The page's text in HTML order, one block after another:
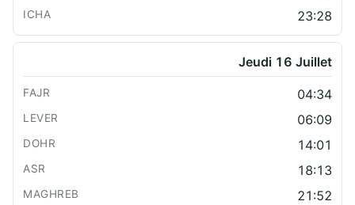
23:28
Jeudi 16 Juillet
04:34
06:09
14:01
18:13
21:52